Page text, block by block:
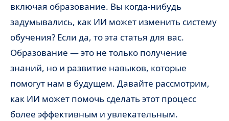
включая образование. Вы когда-нибудь
задумывались, как ИИ может изменить систему
обучения? Если да, то эта статья для вас.
Образование — это не только получение
знаний, но и развитие навыков, которые
помогут нам в будущем. Давайте рассмотрим,
как ИИ может помочь сделать этот процесс
более эффективным и увлекательным.